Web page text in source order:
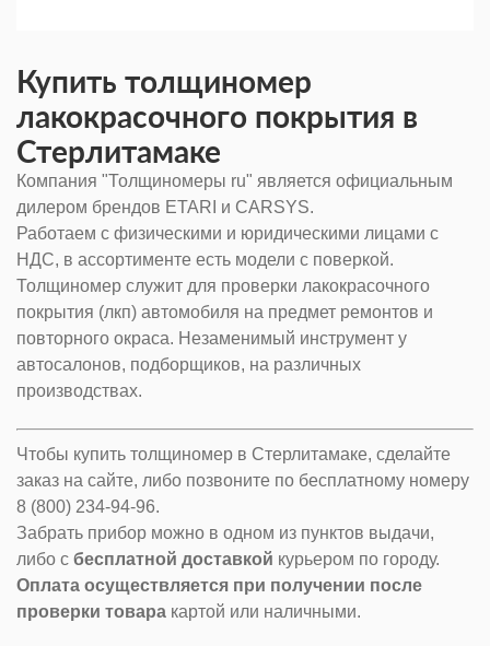
Купить толщиномер
лакокрасочного покрытия в
Стерлитамаке
Компания "Толщиномеры ru" является официальным
дилером брендов ETARI и CARSYS.
Работаем с физическими и юридическими лицами с
НДС, в ассортименте есть модели с поверкой.
Толщиномер служит для проверки лакокрасочного
покрытия (лкп) автомобиля на предмет ремонтов и
повторного окраса. Незаменимый инструмент у
автосалонов, подборщиков, на различных
производствах.
Чтобы купить толщиномер в Стерлитамаке, сделайте
заказ на сайте, либо позвоните по бесплатному номеру
8 (800) 234-94-96.
Забрать прибор можно в одном из пунктов выдачи,
либо с бесплатной доставкой курьером по городу.
Оплата осуществляется при получении после
проверки товара картой или наличными.